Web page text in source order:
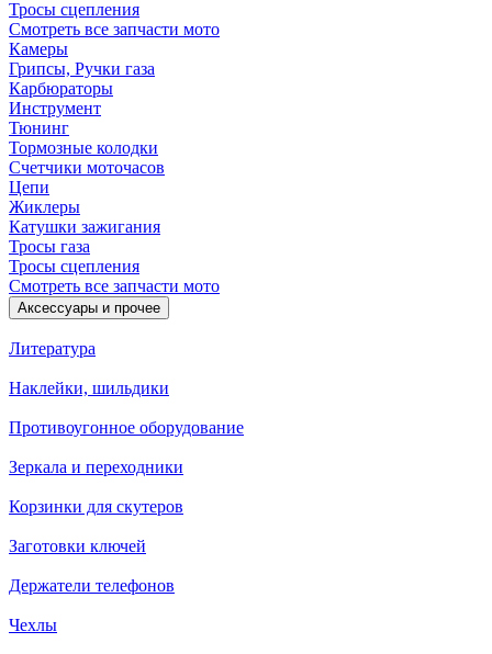
Тросы сцепления
Смотреть все запчасти мото
Камеры
Грипсы, Ручки газа
Карбюраторы
Инструмент
Тюнинг
Тормозные колодки
Счетчики моточасов
Цепи
Жиклеры
Катушки зажигания
Тросы газа
Тросы сцепления
Смотреть все запчасти мото
Аксессуары и прочее
Литература
Наклейки, шильдики
Противоугонное оборудование
Зеркала и переходники
Корзинки для скутеров
Заготовки ключей
Держатели телефонов
Чехлы